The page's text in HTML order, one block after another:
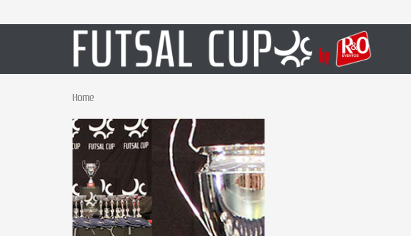
Home